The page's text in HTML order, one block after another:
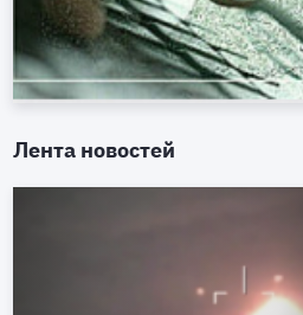
Лента новостей